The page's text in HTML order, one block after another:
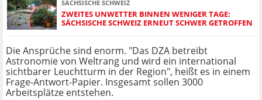
SÄCHSISCHE SCHWEIZ
ZWEITES UNWETTER BINNEN WENIGER TAGE:
SÄCHSISCHE SCHWEIZ ERNEUT SCHWER GETROFFEN
Die Ansprüche sind enorm. "Das DZA betreibt
Astronomie von Weltrang und wird ein international
sichtbarer Leuchtturm in der Region", heißt es in einem
Frage-Antwort-Papier. Insgesamt sollen 3000
Arbeitsplätze entstehen.